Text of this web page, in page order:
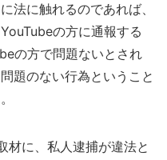
法に触れるのであれば、
の方に通報する
の方で問題ないとされ
題のない行為ということ
に、私人逮捕が違法と